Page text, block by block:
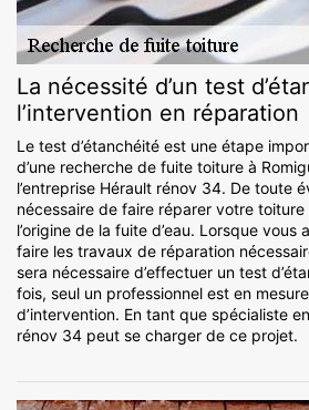
La nécessité d’un test
l’intervention en réparation
Le test d’étanchéité est une étape
d’une recherche de fuite toiture à
l’entreprise Hérault rénov 34. De toute
nécessaire de faire réparer votre
l’origine de la fuite d’eau. Lorsque
faire les travaux de réparation
sera nécessaire d’effectuer un test
fois, seul un professionnel est en
d’intervention. En tant que spécialiste
rénov 34 peut se charger de ce projet.